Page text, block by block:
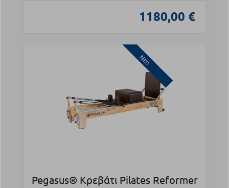
1180,00 €
Νέο
Pegasus® Κρεβάτι Pilates Reformer